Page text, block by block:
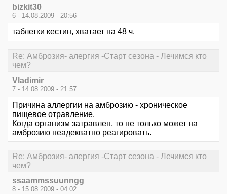
bizkit30
6 - 14.08.2009 - 20:56
таблетки кестин, хватает на 48 ч.
Re: Амброзия- алергия -Старт сезона - Лечимся кто
чем?
Vladimir
7 - 14.08.2009 - 21:57
Причина аллергии на амброзию - хроническое
пищевое отравление.
Когда организм затравлен, то не только может на
амброзию неадекватно реагировать.
Re: Амброзия- алергия -Старт сезона - Лечимся кто
чем?
ssaammssuunngg
8 - 15.08.2009 - 04:02